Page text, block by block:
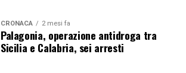
CRONACA 2 mesi fa
Palagonia, operazione antidroga tra
Sicilia e Calabria, sei arresti